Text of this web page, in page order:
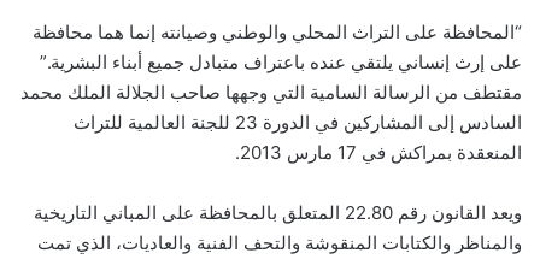
“المحافظة على التراث المحلي والوطني وصيانته إنما هما محافظة
على إرث إنساني يلتقي عنده باعتراف متبادل جميع أبناء البشرية.”
مقتطف من الرسالة السامية التي وجهها صاحب الجلالة الملك محمد
السادس إلى المشاركين في الدورة 23 للجنة العالمية للتراث
المنعقدة بمراكش في 17 مارس 2013.
ويعد القانون رقم 22.80 المتعلق بالمحافظة على المباني التاريخية
والمناظر والكتابات المنقوشة والتحف الفنية والعاديات، الذي تمت